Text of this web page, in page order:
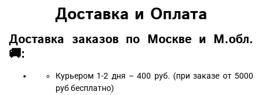
Доставка и Оплата
Доставка заказов по Москве и М.обл.
🚚:
Курьером 1-2 дня – 400 руб. (при заказе от 5000
руб бесплатно)